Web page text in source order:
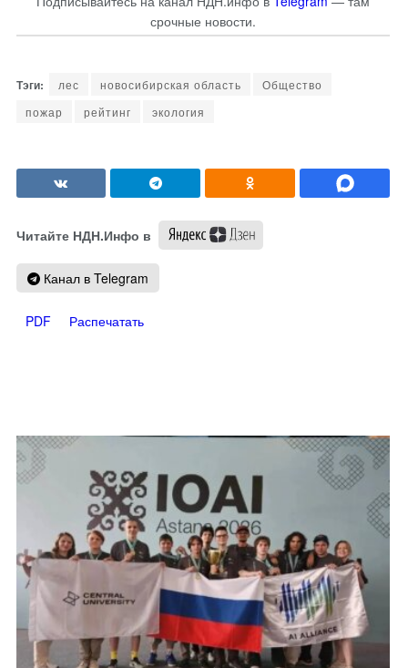
срочные новости.
лес новосибирская область
Общество
пожар
рейтинг экология
Читайте НДН.Инфо в
Канал в Telegram
PDF Распечатать